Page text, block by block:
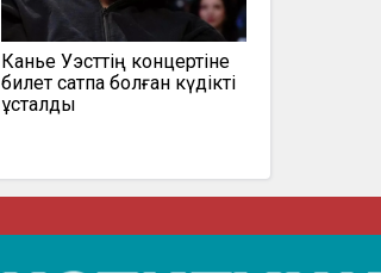
Канье Уэсттің концертіне
билет сатпақ болған күдікті
ұсталды